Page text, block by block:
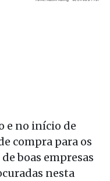
e no início de
compra para os
boas empresas
nesta